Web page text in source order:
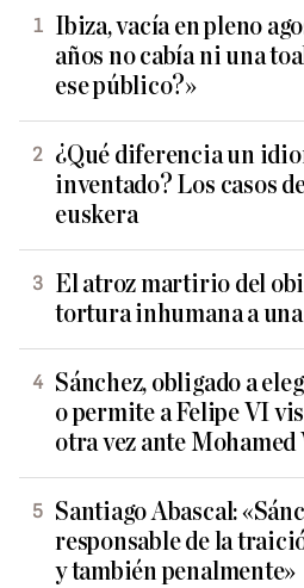
Ibiza, vacía en pleno
años no cabía ni una
ese público?»
¿Qué diferencia un
inventado? Los casos
euskera
El atroz martirio del
tortura inhumana a
Sánchez, obligado a
o permite a Felipe VI
otra vez ante Mohamed
Santiago Abascal:
responsable de la
y también penalmente»